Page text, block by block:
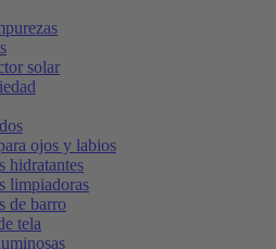
solar
ojos y labios
hidratantes
limpiadoras
de barro
tela